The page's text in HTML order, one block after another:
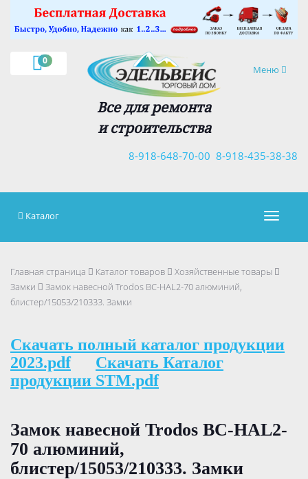
0
Навигация
Меню
Все для ремонта
и строительства
8-918-435-38-38
8-918-648-70-00
×
Каталог
Главная страница Каталог товаров
Хозяйственные товары
Замки
Замок навесной Trodos BC-HAL2-70 алюминий,
блистер/15053/210333. Замки
Скачать полный каталог продукции
2023.pdf
Скачать Каталог
продукции STM.pdf
Замок навесной Trodos BC-HAL2-
70 алюминий,
блистер/15053/210333. Замки